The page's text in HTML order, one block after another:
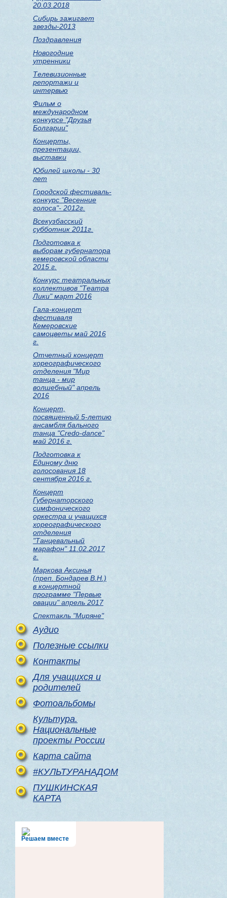
20.03.2018
Сибирь зажигает
звезды-2013
Поздравления
Новогодние
утренники
Телевизионные
репортажи и
интервью
Фильм о
международном
конкурсе "Друзья
Болгарии"
Концерты,
презентации,
выставки
Юбилей школы - 30
лет
Городской фестиваль-
конкурс "Весенние
голоса"- 2012г.
Всекузбасский
субботник 2011г.
Подготовка к
выборам губернатора
кемеровской области
2015 г.
Конкурс театральных
коллективов "Театра
Лики" март 2016
Гала-концерт
фестиваля
Кемеровские
самоцветы май 2016
г.
Отчетный концерт
хореографического
отделения "Мир
танца - мир
волшебный" апрель
2016
Концерт,
посвященный 5-летию
ансамбля бального
танца "Credo-dance"
май 2016 г.
Подготовка к
Единому дню
голосования 18
сентября 2016 г.
Концерт
Губернаторского
симфонического
оркестра и учащихся
хореографического
отделения
"Танцевальный
марафон" 11.02.2017
г.
Маркова Аксинья
(преп. Бондарев В.Н.)
в концертной
программе "Первые
овации" апрель 2017
Спектакль "Миряне"
Аудио
Полезные ссылки
Контакты
Для учащихся и
родителей
Фотоальбомы
Культура.
Национальные
проекты России
Карта сайта
#КУЛЬТУРАНАДОМ
ПУШКИНСКАЯ
КАРТА
Решаем вместе